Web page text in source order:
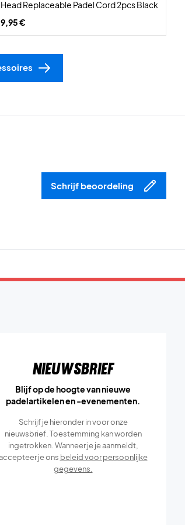
Head Replaceable Padel Cord 2pcs Black
9,95 €
Schrijf beoordeling
Nieuwsbrief
Blijf op de hoogte van nieuwe
padelartikelen en -evenementen.
Schrijf je hieronder in voor onze
nieuwsbrief. Toestemming kan worden
ingetrokken. Wanneer je je aanmeldt,
je ons beleid voor persoonlijke
gegevens.